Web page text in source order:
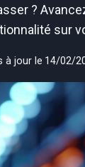
?
sur
à jour le 14/02/